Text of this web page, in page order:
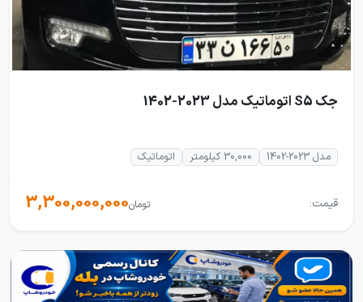
جک S5 اتوماتیک مدل 2023-1402
مدل 2023-1402 30,000 کیلومتر اتوماتیک
قیمت: 3,300,000,000تومان